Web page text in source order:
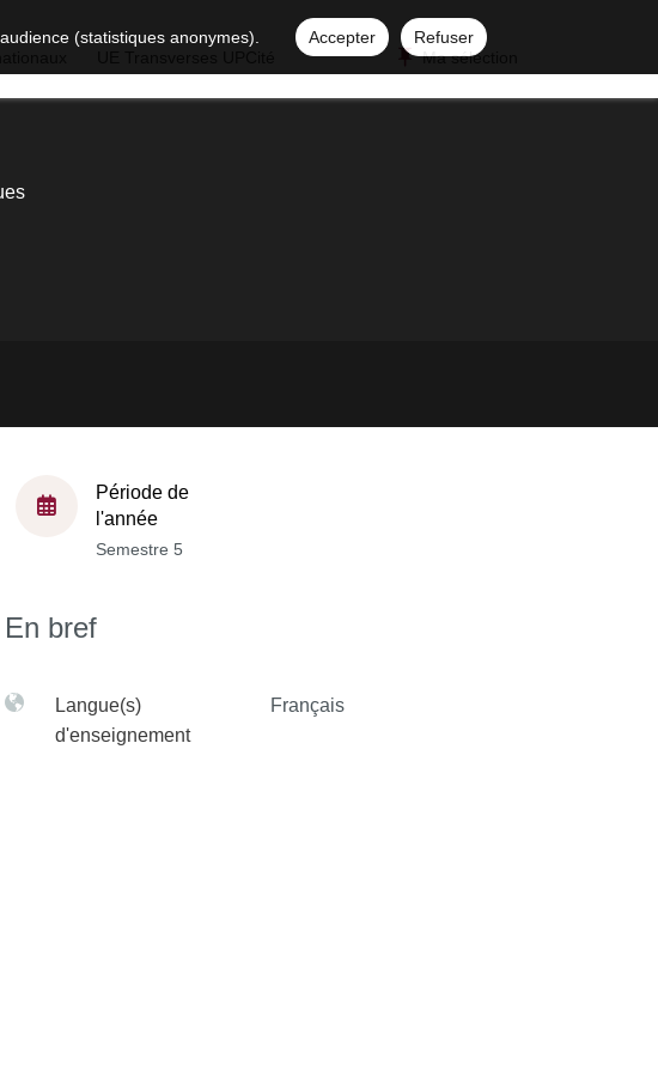
(statistiques anonymes). Accepter
Refuser
Ma sélection
Période de
l'année
Semestre 5
En bref
Langue(s)
d'enseignement
Français